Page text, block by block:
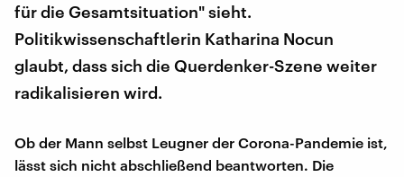
für die Gesamtsituation" sieht.
Politikwissenschaftlerin Katharina Nocun
glaubt, dass sich die Querdenker-Szene weiter
radikalisieren wird.
Ob der Mann selbst Leugner der Corona-Pandemie ist,
lässt sich nicht abschließend beantworten. Die